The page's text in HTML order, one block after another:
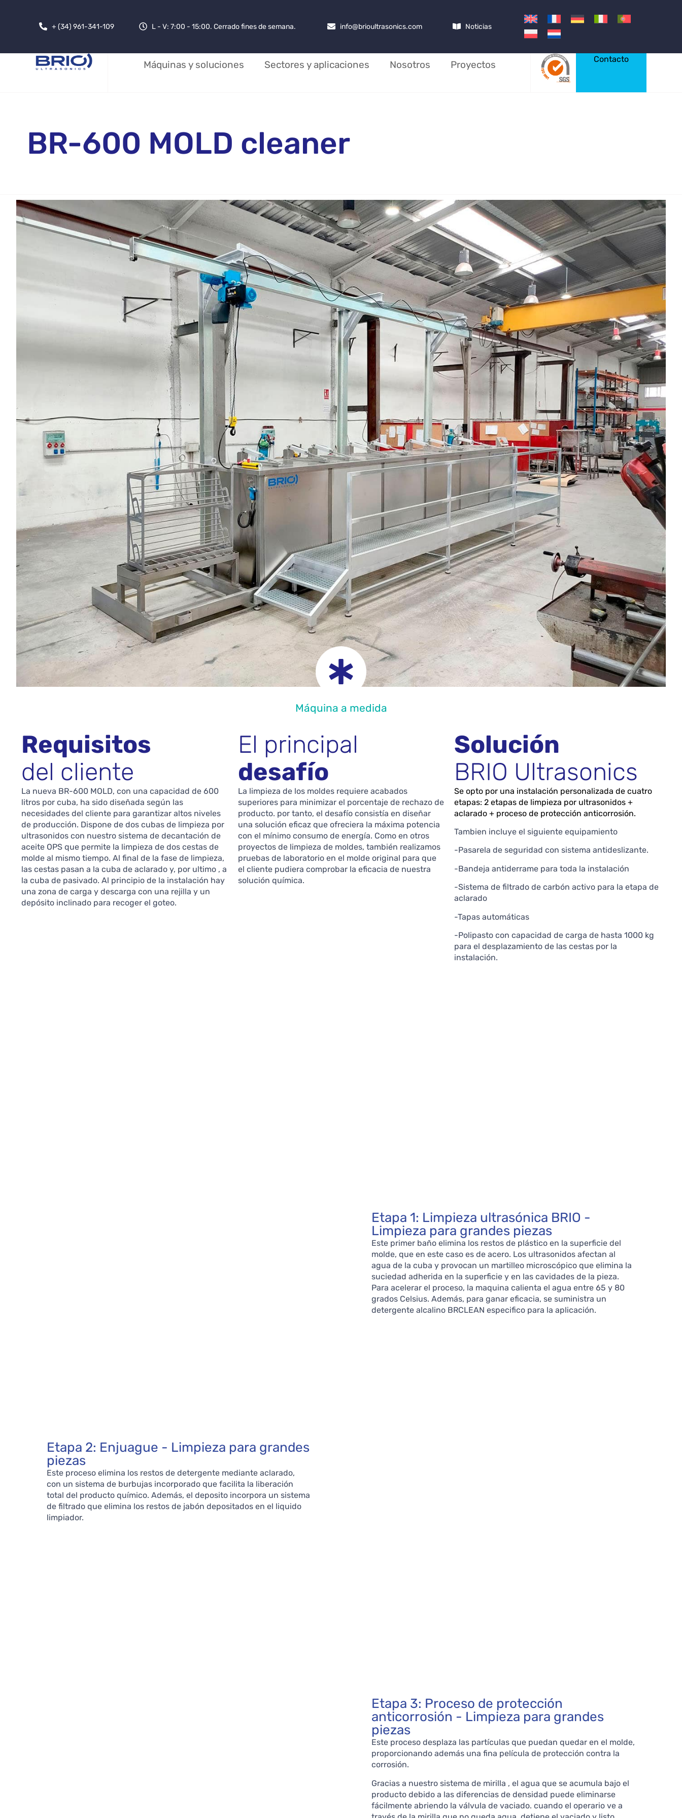
+ (34) 961-341-109 L - V: 7:00 - 15:00. Cerrado fines de semana. info@brioultrasonics.com Noticias
Máquinas y soluciones Sectores y aplicaciones Nosotros Proyectos Contacto
BR-600 MOLD cleaner
Máquina a medida
Requisitos
del cliente
La nueva BR-600 MOLD, con una capacidad de 600
litros por cuba, ha sido diseñada según las
necesidades del cliente para garantizar altos niveles
de producción. Dispone de dos cubas de limpieza por
ultrasonidos con nuestro sistema de decantación de
aceite OPS que permite la limpieza de dos cestas de
molde al mismo tiempo. Al final de la fase de limpieza,
las cestas pasan a la cuba de aclarado y, por ultimo , a
la cuba de pasivado. Al principio de la instalación hay
una zona de carga y descarga con una rejilla y un
depósito inclinado para recoger el goteo.
El principal
desafío
La limpieza de los moldes requiere acabados
superiores para minimizar el porcentaje de rechazo de
producto. por tanto, el desafío consistía en diseñar
una solución eficaz que ofreciera la máxima potencia
con el mínimo consumo de energía. Como en otros
proyectos de limpieza de moldes, también realizamos
pruebas de laboratorio en el molde original para que
el cliente pudiera comprobar la eficacia de nuestra
solución química.
Solución
BRIO Ultrasonics
Se opto por una instalación personalizada de cuatro
etapas: 2 etapas de limpieza por ultrasonidos +
aclarado + proceso de protección anticorrosión.
Tambien incluye el siguiente equipamiento
-Pasarela de seguridad con sistema antideslizante.
-Bandeja antiderrame para toda la instalación
-Sistema de filtrado de carbón activo para la etapa de
aclarado
-Tapas automáticas
-Polipasto con capacidad de carga de hasta 1000 kg
para el desplazamiento de las cestas por la
instalación.
Etapa 1: Limpieza ultrasónica BRIO -
Limpieza para grandes piezas
Este primer baño elimina los restos de plástico en la superficie del
molde, que en este caso es de acero. Los ultrasonidos afectan al
agua de la cuba y provocan un martilleo microscópico que elimina la
suciedad adherida en la superficie y en las cavidades de la pieza.
Para acelerar el proceso, la maquina calienta el agua entre 65 y 80
grados Celsius. Además, para ganar eficacia, se suministra un
detergente alcalino BRCLEAN especifico para la aplicación.
Etapa 2: Enjuague - Limpieza para grandes
piezas
Este proceso elimina los restos de detergente mediante aclarado,
con un sistema de burbujas incorporado que facilita la liberación
total del producto químico. Además, el deposito incorpora un sistema
de filtrado que elimina los restos de jabón depositados en el liquido
limpiador.
Etapa 3: Proceso de protección
anticorrosión - Limpieza para grandes
piezas
Este proceso desplaza las partículas que puedan quedar en el molde,
proporcionando además una fina película de protección contra la
corrosión.
Gracias a nuestro sistema de mirilla , el agua que se acumula bajo el
producto debido a las diferencias de densidad puede eliminarse
fácilmente abriendo la válvula de vaciado. cuando el operario ve a